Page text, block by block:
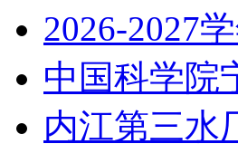
2026-2027
中国科学院
内江第三水